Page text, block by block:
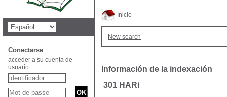
Inicio
New search
Información de la indexación
301 HARi
Conectarse
acceder a su cuenta de
usuario